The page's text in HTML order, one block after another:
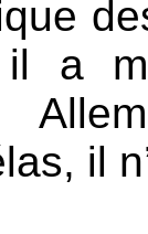
a
il